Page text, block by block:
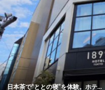
日本茶で“ととの寝”を体験。ホテ...